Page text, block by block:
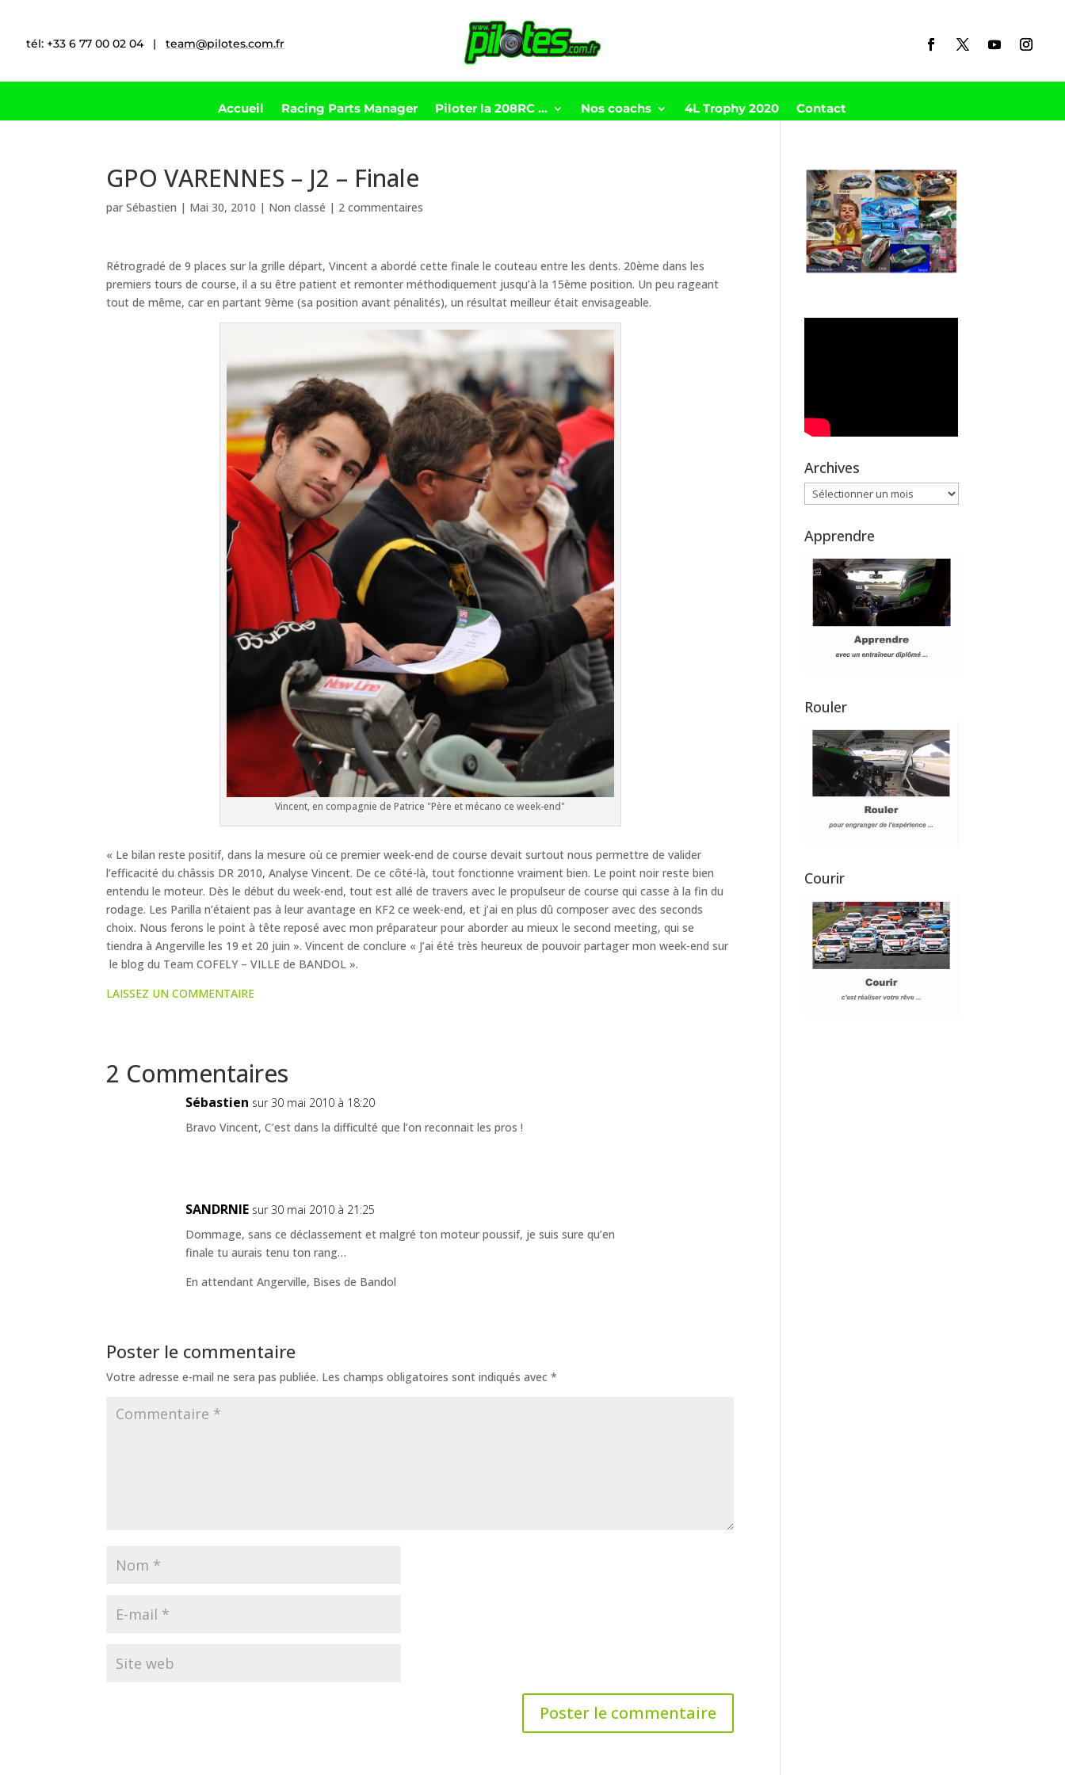
tél: +33 6 77 00 02 04 | team@pilotes.com.fr
Accueil Racing Parts Manager Piloter la 208RC … Nos coachs 4L Trophy 2020 Contact
GPO VARENNES – J2 – Finale
parSébastien | Mai 30, 2010 | Non classé | 2 commentaires
Rétrogradé de 9 places sur la grille départ, Vincent a abordé cette finale le couteau entre les dents. 20ème dans les
premiers tours de course, il a su être patient et remonter méthodiquement jusqu’à la 15ème position. Un peu rageant
tout de même, car en partant 9ème (sa position avant pénalités), un résultat meilleur était envisageable.
Vincent, en compagnie de Patrice "Père et mécano ce week-end"
« Le bilan reste positif, dans la mesure où ce premier week-end de course devait surtout nous permettre de valider
l’efficacité du châssis DR 2010, Analyse Vincent. De ce côté-là, tout fonctionne vraiment bien. Le point noir reste bien
entendu le moteur. Dès le début du week-end, tout est allé de travers avec le propulseur de course qui casse à la fin du
rodage. Les Parilla n’étaient pas à leur avantage en KF2 ce week-end, et j’ai en plus dû composer avec des seconds
choix. Nous ferons le point à tête reposé avec mon préparateur pour aborder au mieux le second meeting, qui se
tiendra à Angerville les 19 et 20 juin ». Vincent de conclure « J’ai été très heureux de pouvoir partager mon week-end sur
le blog du Team COFELY – VILLE de BANDOL ».
LAISSEZ UN COMMENTAIRE
2 Commentaires
Sébastien sur 30 mai 2010 à 18:20
Bravo Vincent, C’est dans la difficulté que l’on reconnait les pros !
SANDRNIE sur 30 mai 2010 à 21:25
Dommage, sans ce déclassement et malgré ton moteur poussif, je suis sure qu’en
finale tu aurais tenu ton rang…
En attendant Angerville, Bises de Bandol
Poster le commentaire
Votre adresse e-mail ne sera pas publiée. Les champs obligatoires sont indiqués avec*
Archives
Archives
Apprendre
Rouler
Courir